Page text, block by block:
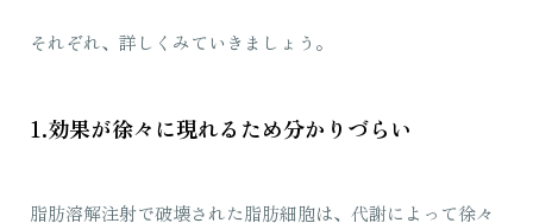
それぞれ、詳しくみていきましょう。
1.効果が徐々に現れるため分かりづらい
脂肪溶解注射で破壊された脂肪細胞は、代謝によって徐々